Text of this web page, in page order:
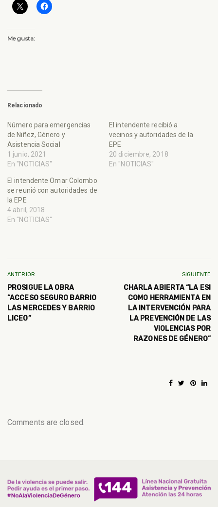
Me gusta:
Relacionado
Número para emergencias
de Niñez, Género y
Asistencia Social
1 junio, 2021
En "NOTICIAS"
El intendente recibió a
vecinos y autoridades de la
EPE
20 diciembre, 2018
En "NOTICIAS"
El intendente Omar Colombo
se reunió con autoridades de
la EPE
4 abril, 2018
En "NOTICIAS"
ANTERIOR
PROSIGUE LA OBRA
“ACCESO SEGURO BARRIO
LAS MERCEDES Y BARRIO
LICEO”
SIGUIENTE
CHARLA ABIERTA “LA ESI
COMO HERRAMIENTA EN
LA INTERVENCIÓN PARA
LA PREVENCIÓN DE LAS
VIOLENCIAS POR
RAZONES DE GÉNERO”
Comments are closed.